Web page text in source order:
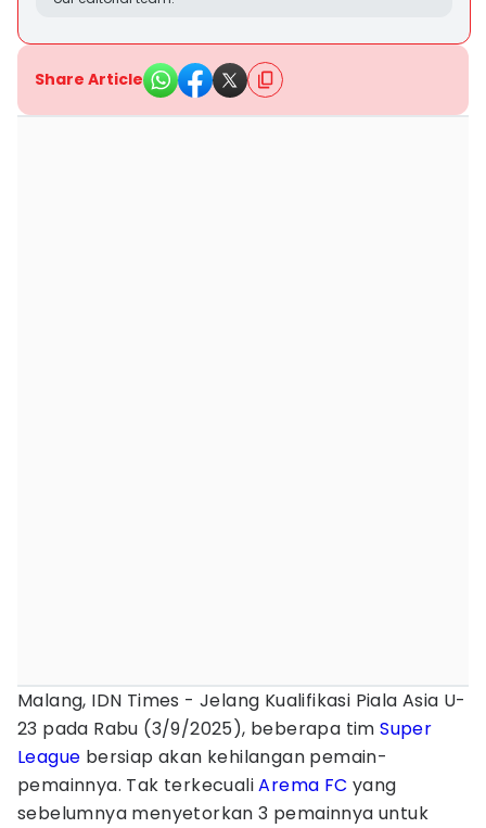
Share Article
Malang, IDN Times - Jelang Kualifikasi Piala Asia U-
23 pada Rabu (3/9/2025), beberapa timSuper
League bersiap akan kehilangan pemain-
pemainnya. Tak terkecualiArema FC yang
sebelumnya menyetorkan 3 pemainnya untuk